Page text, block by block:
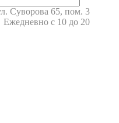
Суворова 65, пом. 3
Ежедневно с 10 до 20